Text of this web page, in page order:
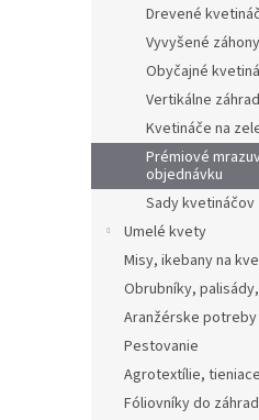
Drevené
Vyvyšené záhony
Obyčajné
Vertikálne
Kvetináče na
Prémiové
objednávku
Sady
Umelé kvety
Misy, ikebany na
Obrubníky,
Aranžérske potreby
Pestovanie
Agrotextílie,
Fóliovníky do